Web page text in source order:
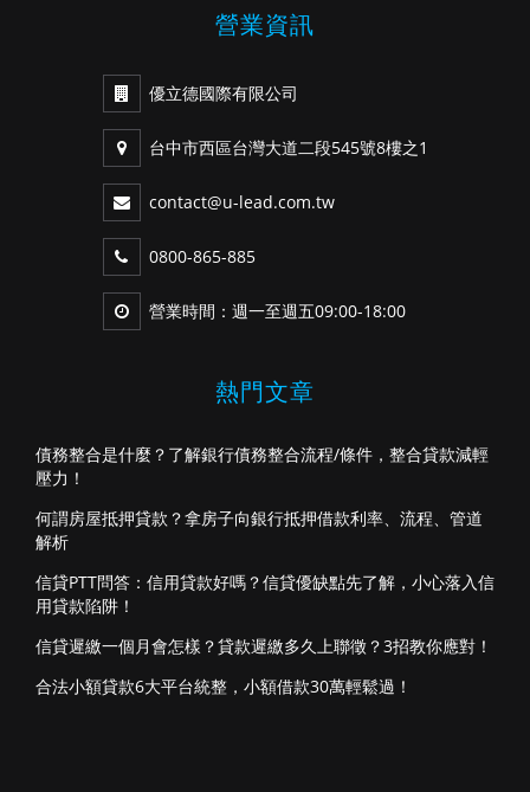
營業資訊
優立德國際有限公司
台中市西區台灣大道二段545號8樓之1
contact@u-lead.com.tw
0800-865-885
營業時間：週一至週五09:00-18:00
熱門文章
債務整合是什麼？了解銀行債務整合流程/條件，整合貸款減輕
壓力！
何謂房屋抵押貸款？拿房子向銀行抵押借款利率、流程、管道
解析
信貸PTT問答：信用貸款好嗎？信貸優缺點先了解，小心落入信
用貸款陷阱！
信貸遲繳一個月會怎樣？貸款遲繳多久上聯徵？3招教你應對！
合法小額貸款6大平台統整，小額借款30萬輕鬆過！